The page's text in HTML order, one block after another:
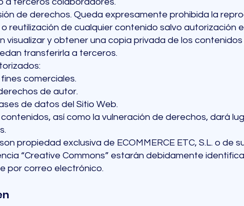
de derechos. Queda expresamente prohibida la
reutilización de cualquier contenido salvo autorización
visualizar y obtener una copia privada de los
transferirla a terceros.
comerciales.
de autor.
de datos del Sitio Web.
así como la vulneración de derechos, dará
propiedad exclusiva de ECOMMERCE ETC, S.L. o de
“Creative Commons” estarán debidamente
por correo electrónico.